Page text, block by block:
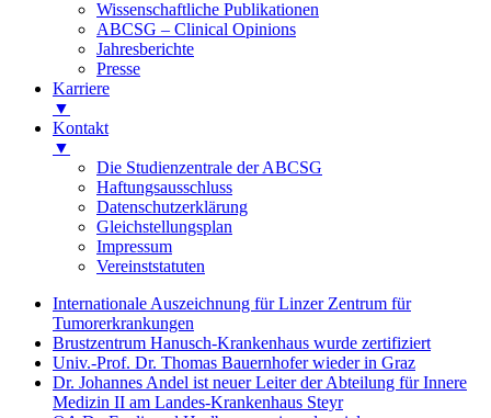
Wissenschaftliche Publikationen
ABCSG – Clinical Opinions
Jahresberichte
Presse
Karriere
▼
Kontakt
▼
Die Studienzentrale der ABCSG
Haftungsausschluss
Datenschutzerklärung
Gleichstellungsplan
Impressum
Vereinststatuten
Internationale Auszeichnung für Linzer Zentrum für
Tumorerkrankungen
Brustzentrum Hanusch-Krankenhaus wurde zertifiziert
Univ.-Prof. Dr. Thomas Bauernhofer wieder in Graz
Dr. Johannes Andel ist neuer Leiter der Abteilung für Innere
Medizin II am Landes-Krankenhaus Steyr